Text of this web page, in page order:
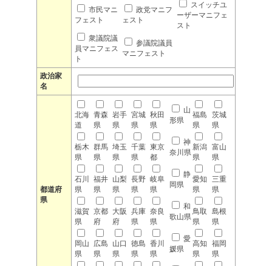
市民マニ
フェスト
政党マニフ
ェスト
スイッチユ
ーザーマニフェ
スト
衆議院議
員マニフェス
ト
参議院議員
マニフェスト
政治家
名
都道府
県
北海
道
青森
県
岩手
県
宮城
県
秋田
県
山
形県
福島
県
茨城
県
栃木
県
群馬
県
埼玉
県
千葉
県
東京
都
神
奈川県
新潟
県
富山
県
石川
県
福井
県
山梨
県
長野
県
岐阜
県
静
岡県
愛知
県
三重
県
滋賀
県
京都
府
大阪
府
兵庫
県
奈良
県
和
歌山県
鳥取
県
島根
県
岡山
県
広島
県
山口
県
徳島
県
香川
県
愛
媛県
高知
県
福岡
県